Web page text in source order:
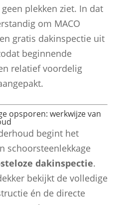
plekken ziet. In dat
om MACO
gratis dakinspectie uit
beginnende
relatief voordelig
opsporen: werkwijze van
begint het
schoorsteenlekkage
dakinspectie.
bekijkt de volledige
én de directe